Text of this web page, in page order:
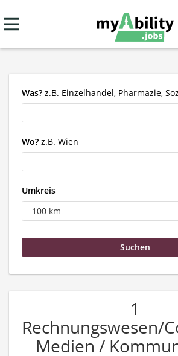
Was? z.B. Einzelhandel, Pharmazie,
Wo? z.B. Wien
Umkreis
1
Rechnungswesen/
Medien /